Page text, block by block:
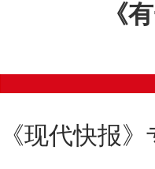
《
《现代快报